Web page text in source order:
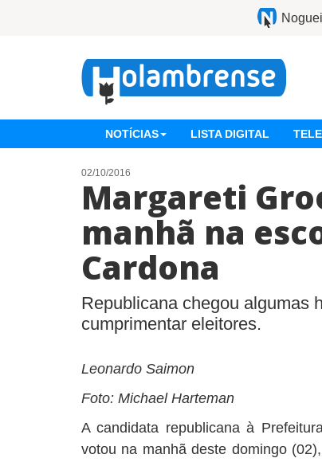
NOTÍCIAS LISTA DIGITAL
02/10/2016
Margareti
manhã na
Cardona
Republicana chegou algumas
cumprimentar eleitores.
Leonardo Saimon
Foto: Michael Harteman
A candidata republicana à
votou na manhã deste domingo